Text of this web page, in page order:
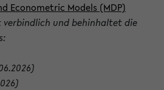
Econometric Models (MDP)
verbindlich und behinhaltet die